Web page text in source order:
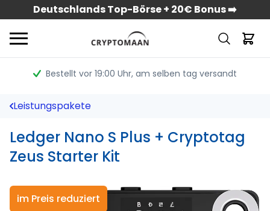
Deutschlands Top-Börse + 20€ Bonus ➡️
Bestellt vor 19:00 Uhr, am selben tag versandt
Leistungspakete
Ledger Nano S Plus + Cryptotag
Zeus Starter Kit
im Preis reduziert